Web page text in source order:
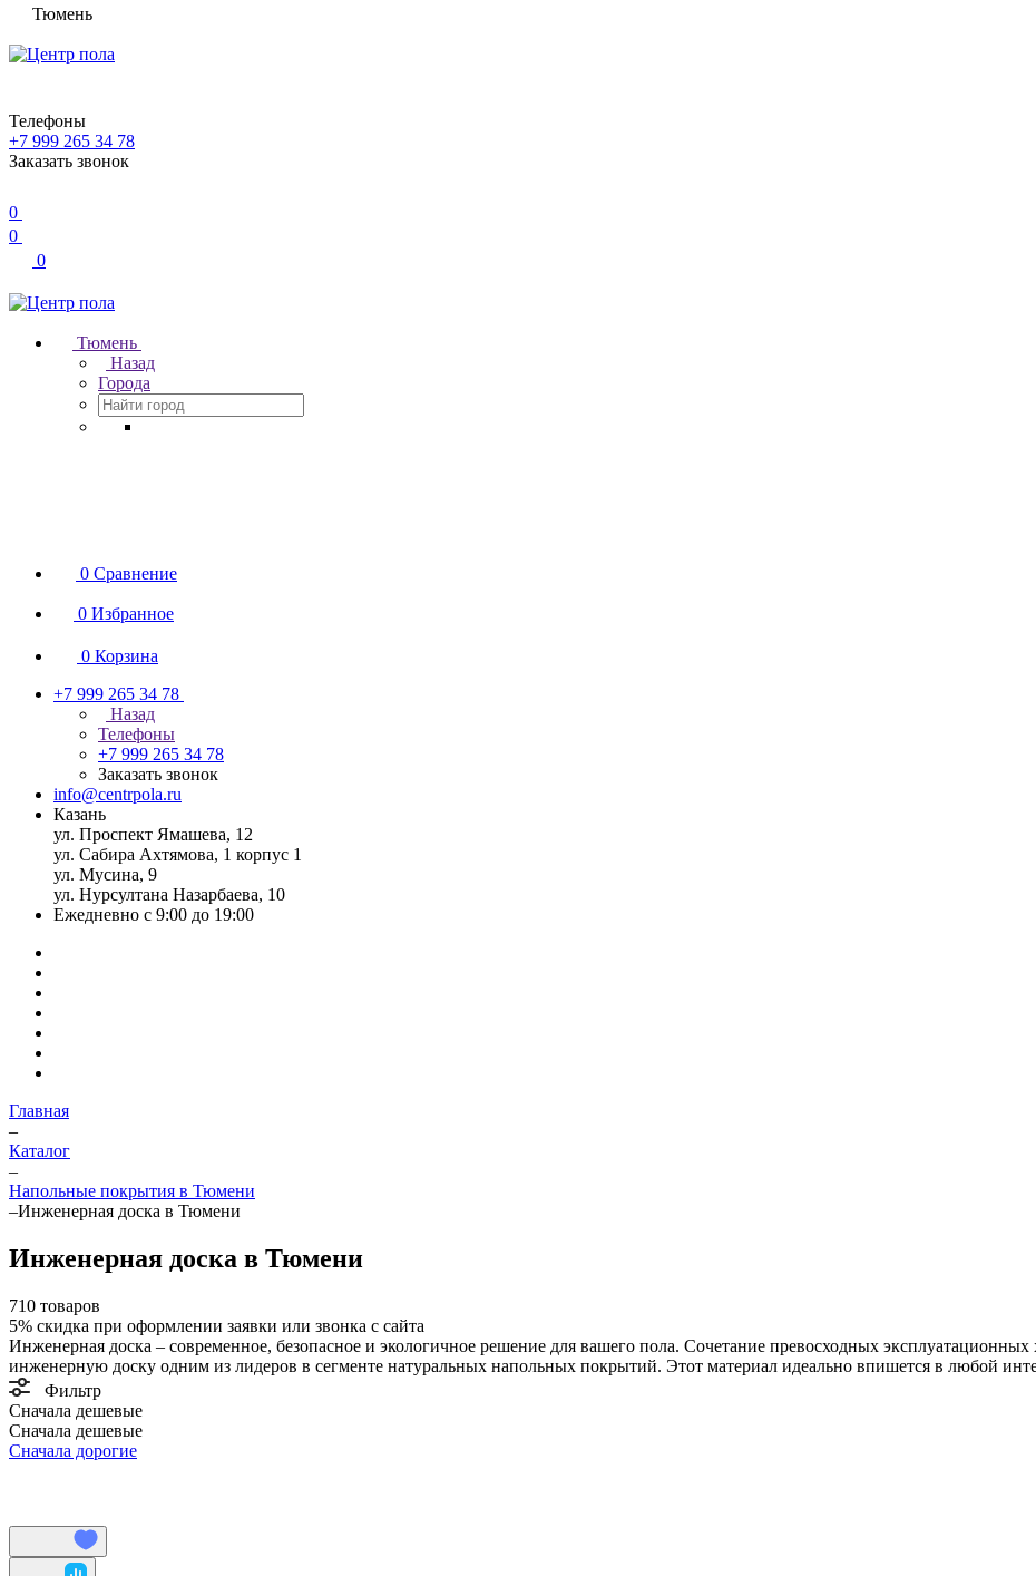
Тюмень
Телефоны
+7 999 265 34 78
Заказать звонок
0
0
0
Тюмень
Назад
Города
0 Сравнение
0 Избранное
0 Корзина
+7 999 265 34 78
Назад
Телефоны
+7 999 265 34 78
Заказать звонок
info@centrpola.ru
Казань
ул. Проспект Ямашева, 12
ул. Сабира Ахтямова, 1 корпус 1
ул. Мусина, 9
ул. Нурсултана Назарбаева, 10
Ежедневно с 9:00 до 19:00
Главная
–
Каталог
–
Напольные покрытия в Тюмени
–Инженерная доска в Тюмени
Инженерная доска в Тюмени
710 товаров
5% скидка при оформлении заявки или звонка с сайта
Инженерная доска – современное, безопасное и экологичное решение для вашего пола. Сочетание превосходных эксплуатационных
инженерную доску одним из лидеров в сегменте натуральных напольных покрытий. Этот материал идеально впишется в любой
Фильтр
Сначала дешевые
Сначала дешевые
Сначала дорогие